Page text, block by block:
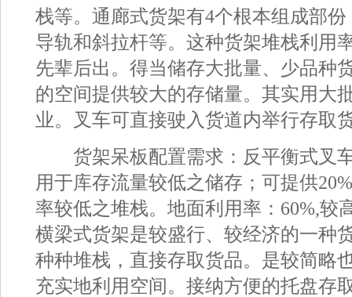
栈等。通廊式货架有4个根本组成部
导轨和斜拉杆等。这种货架堆栈利用
先辈后出。得当储存大批量、少品种
的空间提供较大的存储量。其实用大
业。叉车可直接驶入货道内举行存取
货架呆板配置需求：反平衡式叉
用于库存流量较低之储存；可提供
率较低之堆栈。地面利用率：60%,较
横梁式货架是较盛行、较经济的一种
种种堆栈，直接存取货品。是较简略
充实地利用空间。接纳方便的托盘存